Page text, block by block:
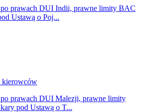
prawach DUI Indii, prawne limity BAC
Ustawą o Poj...
kierowców
prawach DUI Malezji, prawne limity
pod Ustawą o T...